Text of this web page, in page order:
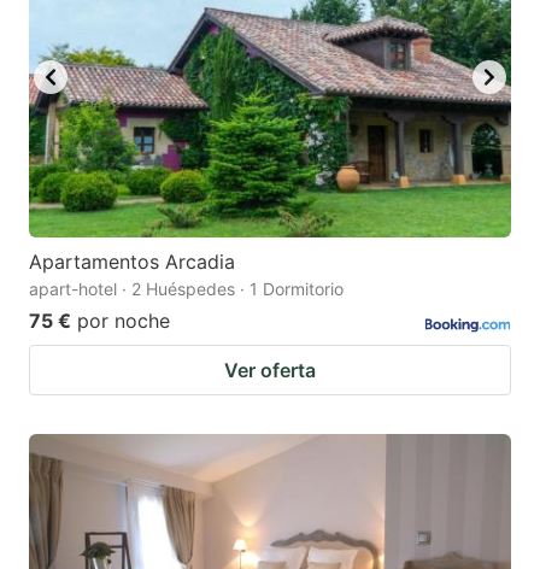
Apartamentos Arcadia
apart-hotel · 2 Huéspedes · 1 Dormitorio
75 € por noche
Ver oferta